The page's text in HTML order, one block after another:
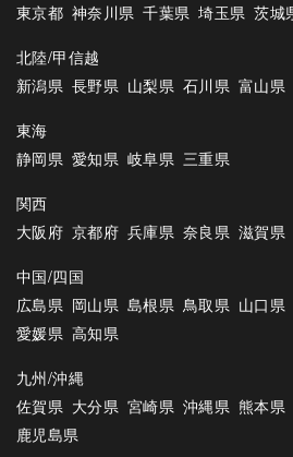
東京都 神奈川県 千葉県 埼玉県 茨城
北陸/甲信越
新潟県 長野県 山梨県 石川県 富山県
東海
静岡県 愛知県 岐阜県 三重県
関西
大阪府 京都府 兵庫県 奈良県 滋賀県
中国/四国
広島県 岡山県 島根県 鳥取県 山口県
愛媛県 高知県
九州/沖縄
佐賀県 大分県 宮崎県 沖縄県 熊本県
鹿児島県